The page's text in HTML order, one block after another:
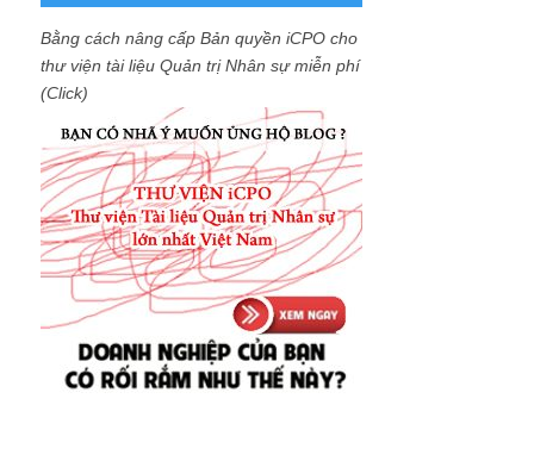
Bằng cách nâng cấp Bản quyền iCPO cho
thư viện tài liệu Quản trị Nhân sự miễn phí
(Click)